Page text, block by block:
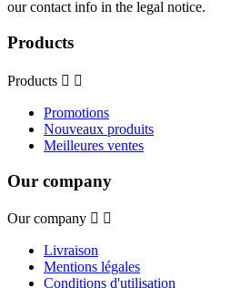
our contact info in the legal notice.
Products
Products  
Promotions
Nouveaux produits
Meilleures ventes
Our company
Our company  
Livraison
Mentions légales
Conditions d'utilisation